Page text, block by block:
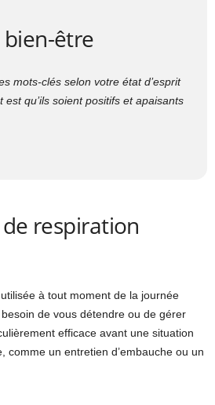
être
mots-clés selon votre état d’esprit
est qu’ils soient positifs et apaisants
respiration
à tout moment de la journée
de vous détendre ou de gérer
efficace avant une situation
comme un entretien d’embauche ou un